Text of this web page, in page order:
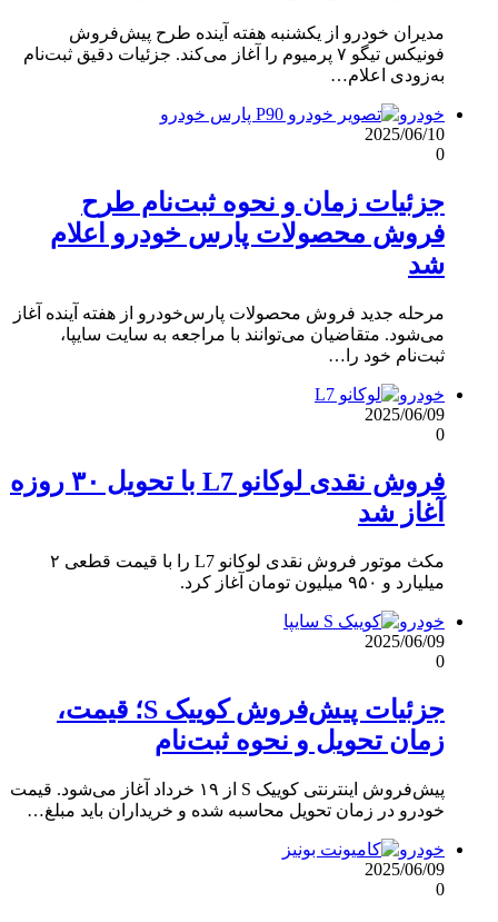
مدیران خودرو از یکشنبه هفته آینده طرح پیش‌فروش
فونیکس تیگو ۷ پرمیوم را آغاز می‌کند. جزئیات دقیق ثبت‌نام
به‌زودی اعلام…
خودرو
2025/06/10
0
جزئیات زمان و نحوه ثبت‌نام طرح
فروش محصولات پارس خودرو اعلام
شد
مرحله جدید فروش محصولات پارس‌خودرو از هفته آینده آغاز
می‌شود. متقاضیان می‌توانند با مراجعه به سایت سایپا،
ثبت‌نام خود را…
خودرو
2025/06/09
0
فروش نقدی لوکانو L7 با تحویل ۳۰ روزه
آغاز شد
مکث موتور فروش نقدی لوکانو L7 را با قیمت قطعی ۲
میلیارد و ۹۵۰ میلیون تومان آغاز کرد.
خودرو
2025/06/09
0
جزئیات پیش‌فروش کوییک S؛ قیمت،
زمان تحویل و نحوه ثبت‌نام
پیش‌فروش اینترنتی کوییک S از ۱۹ خرداد آغاز می‌شود. قیمت
خودرو در زمان تحویل محاسبه شده و خریداران باید مبلغ…
خودرو
2025/06/09
0